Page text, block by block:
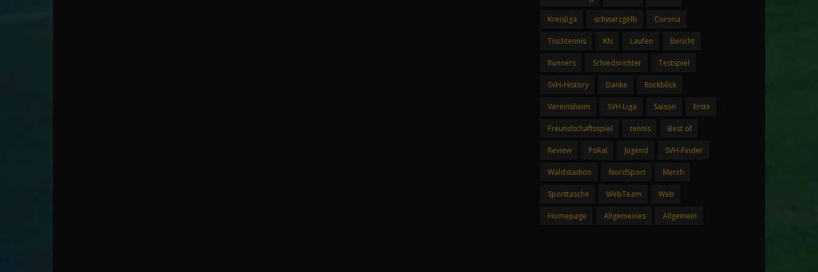
Kreisliga schwarzgelb Corona
Tischtennis KN Laufen Bericht
Runners Schiedsrichter Testspiel
SVH-History Danke Rückblick
Vereinsheim SVH Liga Saison Erste
Freundschaftsspiel tennis Best of
Review Pokal Jugend SVH-Finder
Waldstadion NordSport Merch
Sporttasche WebTeam Web
Homepage Allgemeines Allgemein